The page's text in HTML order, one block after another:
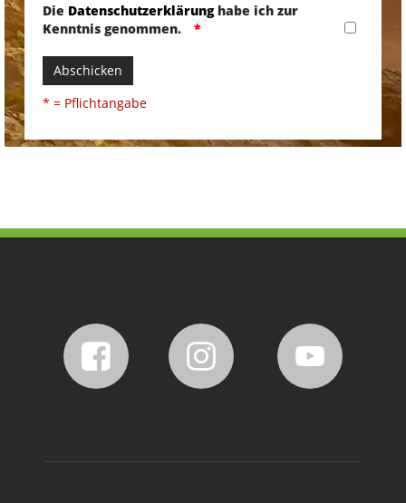
Die Datenschutzerklärunghabe ich zur
Kenntnis genommen.
Abschicken
* = Pflichtangabe